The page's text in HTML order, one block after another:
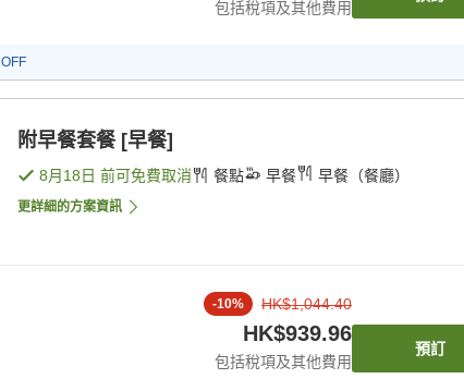
包括稅項及其他費用
OFF
附早餐套餐 [早餐]
8月18日 前可免費取消 餐點 早餐 早餐（餐廳）
更詳細的方案資訊
-10% HK$1,044.40
HK$939.96
包括稅項及其他費用
預訂